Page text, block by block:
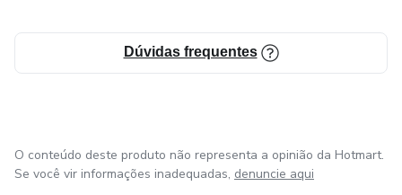
Dúvidas frequentes
O conteúdo deste produto não representa a opinião da Hotmart.
Se você vir informações inadequadas, denuncie aqui